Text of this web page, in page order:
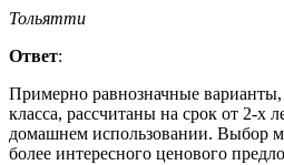
Тольятти
Ответ:
Примерно равнозначные варианты,
класса, рассчитаны на срок от 2-х
домашнем использовании. Выбор
более интересного ценового